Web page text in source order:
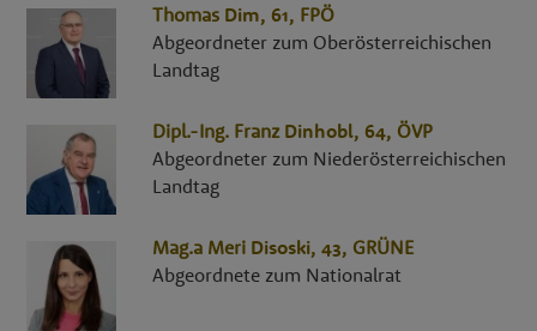
Thomas Dim, 61, FPÖ
Abgeordneter zum Oberösterreichischen
Landtag
Dipl.-Ing. Franz Dinhobl, 64, ÖVP
Abgeordneter zum Niederösterreichischen
Landtag
Mag.a Meri Disoski, 43, GRÜNE
Abgeordnete zum Nationalrat